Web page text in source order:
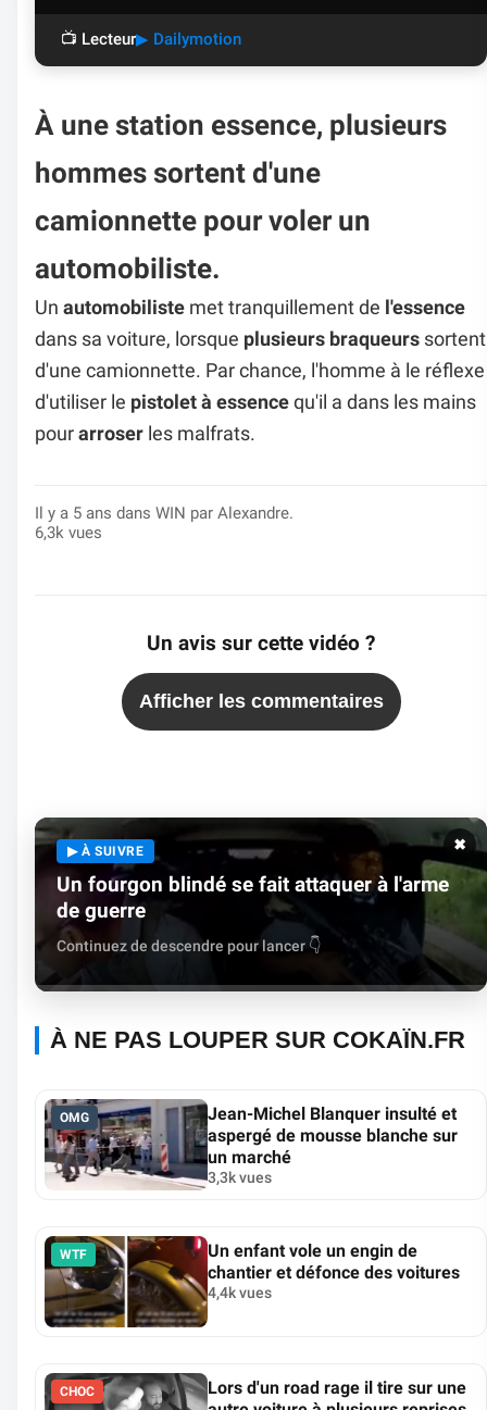
📺 Lecteur▶ Dailymotion
À une station essence, plusieurs
hommes sortent d'une
camionnette pour voler un
automobiliste.
Un automobiliste met tranquillement de l'essence
dans sa voiture, lorsque plusieurs braqueurs sortent
d'une camionnette. Par chance, l'homme à le réflexe
d'utiliser le pistolet à essence qu'il a dans les mains
pour arroser les malfrats.
Il y a 5 ans dans WIN par Alexandre.
6,3k vues
Un avis sur cette vidéo ?
Afficher les commentaires
✖
▶ À SUIVRE
Un fourgon blindé se fait attaquer à l'arme
de guerre
Continuez de descendre pour lancer 👇
À NE PAS LOUPER SUR COKAÏN.FR
OMG
Jean-Michel Blanquer insulté et
aspergé de mousse blanche sur
un marché
3,3k vues
WTF
Un enfant vole un engin de
chantier et défonce des voitures
4,4k vues
CHOC
Lors d'un road rage il tire sur une